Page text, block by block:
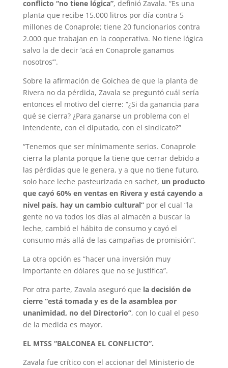
conflicto “no tiene lógica”, definió Zavala. “Es una
planta que recibe 15.000 litros por día contra 5
millones de Conaprole; tiene 20 funcionarios contra
2.000 que trabajan en la cooperativa. No tiene lógica
salvo la de decir ‘acá en Conaprole ganamos
nosotros’”.
Sobre la afirmación de Goichea de que la planta de
Rivera no da pérdida, Zavala se preguntó cuál sería
entonces el motivo del cierre: “¿Si da ganancia para
qué se cierra? ¿Para ganarse un problema con el
intendente, con el diputado, con el sindicato?”
“Tenemos que ser mínimamente serios. Conaprole
cierra la planta porque la tiene que cerrar debido a
las pérdidas que le genera, y a que no tiene futuro,
solo hace leche pasteurizada en sachet, un producto
que cayó 60% en ventas en Rivera y está cayendo a
nivel país, hay un cambio cultural”por el cual “la
gente no va todos los días al almacén a buscar la
leche, cambió el hábito de consumo y cayó el
consumo más allá de las campañas de promisión”.
La otra opción es “hacer una inversión muy
importante en dólares que no se justifica”.
Por otra parte, Zavala aseguró que la decisión de
cierre “está tomada y es de la asamblea por
unanimidad, no del Directorio”, con lo cual el peso
de la medida es mayor.
EL MTSS “BALCONEA EL CONFLICTO”.
Zavala fue crítico con el accionar del Ministerio de